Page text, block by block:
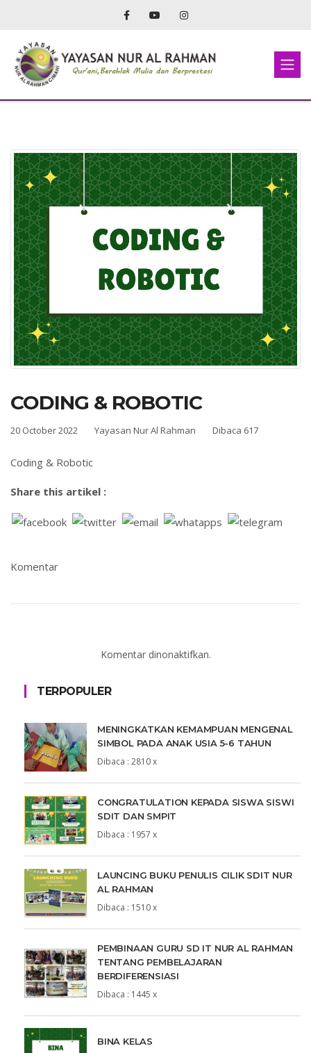
CODING & ROBOTIC
20 October 2022 Yayasan Nur Al Rahman Dibaca 617
Coding & Robotic
Share this artikel :
Komentar
Komentar dinonaktifkan.
TERPOPULER
MENINGKATKAN KEMAMPUAN MENGENAL
SIMBOL PADA ANAK USIA 5-6 TAHUN
Dibaca : 2810 x
CONGRATULATION KEPADA SISWA SISWI
SDIT DAN SMPIT
Dibaca : 1957 x
LAUNCING BUKU PENULIS CILIK SDIT NUR
AL RAHMAN
Dibaca : 1510 x
PEMBINAAN GURU SD IT NUR AL RAHMAN
TENTANG PEMBELAJARAN
BERDIFERENSIASI
Dibaca : 1445 x
BINA KELAS